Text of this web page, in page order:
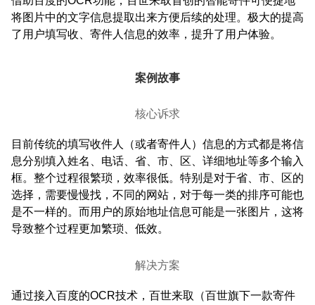
将图片中的文字信息提取出来方便后续的处理。极大的提高
了用户填写收、寄件人信息的效率，提升了用户体验。
案例故事
核心诉求
目前传统的填写收件人（或者寄件人）信息的方式都是将信
息分别填入姓名、电话、省、市、区、详细地址等多个输入
框。整个过程很繁琐，效率很低。特别是对于省、市、区的
选择，需要慢慢找，不同的网站，对于每一类的排序可能也
是不一样的。而用户的原始地址信息可能是一张图片，这将
导致整个过程更加繁琐、低效。
解决方案
通过接入百度的OCR技术，百世来取（百世旗下一款寄件